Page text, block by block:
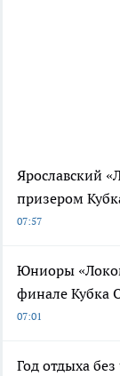
Ярославский
призером
07:57
Юниоры
финале Кубка
07:01
Год отдыха